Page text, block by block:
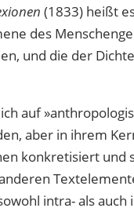
(1833) heißt
des
und die der
auf
aber in ihrem
konkretisiert und
intra- als